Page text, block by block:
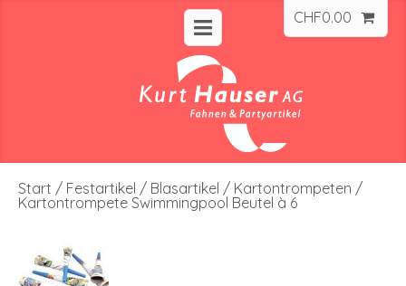
CHF0.00
Start / Festartikel / Blasartikel / Kartontrompeten /
Kartontrompete Swimmingpool Beutel à 6